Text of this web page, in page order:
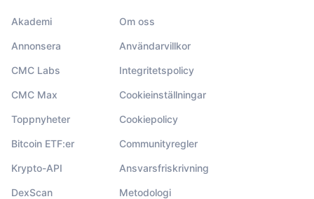
Akademi
Annonsera
CMC Labs
CMC Max
Toppnyheter
Bitcoin ETF:er
Krypto-API
DexScan
Om oss
Användarvillkor
Integritetspolicy
Cookieinställningar
Cookiepolicy
Communityregler
Ansvarsfriskrivning
Metodologi